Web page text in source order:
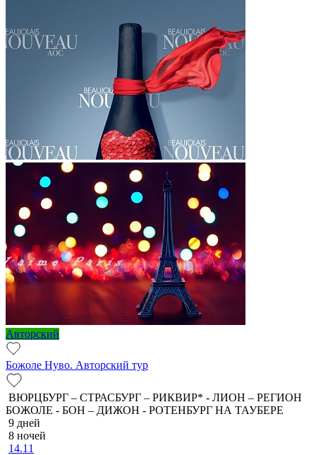
Авторский
Божоле Нуво. Авторский тур
ВЮРЦБУРГ – СТРАСБУРГ – РИКВИР* - ЛИОН – РЕГИОН
БОЖОЛЕ - БОН – ДИЖОН - РОТЕНБУРГ НА ТАУБЕРЕ
9 дней
8 ночей
14.11